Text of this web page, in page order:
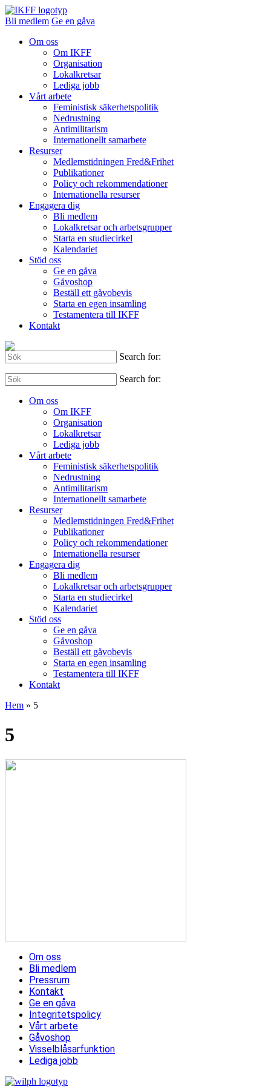
Bli medlem Ge en gåva
Om oss
Om IKFF
Organisation
Lokalkretsar
Lediga jobb
Vårt arbete
Feministisk säkerhetspolitik
Nedrustning
Antimilitarism
Internationellt samarbete
Resurser
Medlemstidningen Fred&Frihet
Publikationer
Policy och rekommendationer
Internationella resurser
Engagera dig
Bli medlem
Lokalkretsar och arbetsgrupper
Starta en studiecirkel
Kalendariet
Stöd oss
Ge en gåva
Gåvoshop
Beställ ett gåvobevis
Starta en egen insamling
Testamentera till IKFF
Kontakt
Search for:
Search for:
Om oss
Om IKFF
Organisation
Lokalkretsar
Lediga jobb
Vårt arbete
Feministisk säkerhetspolitik
Nedrustning
Antimilitarism
Internationellt samarbete
Resurser
Medlemstidningen Fred&Frihet
Publikationer
Policy och rekommendationer
Internationella resurser
Engagera dig
Bli medlem
Lokalkretsar och arbetsgrupper
Starta en studiecirkel
Kalendariet
Stöd oss
Ge en gåva
Gåvoshop
Beställ ett gåvobevis
Starta en egen insamling
Testamentera till IKFF
Kontakt
Hem » 5
5
Om oss
Bli medlem
Pressrum
Kontakt
Ge en gåva
Integritetspolicy
Vårt arbete
Gåvoshop
Visselblåsarfunktion
Lediga jobb